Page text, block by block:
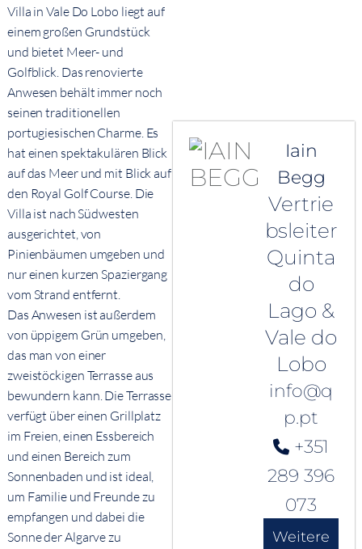
Villa in Vale Do Lobo liegt auf
einem großen Grundstück
und bietet Meer- und
Golfblick. Das renovierte
Anwesen behält immer noch
seinen traditionellen
portugiesischen Charme. Es
hat einen spektakulären Blick
auf das Meer und mit Blick auf
den Royal Golf Course. Die
Villa ist nach Südwesten
ausgerichtet, von
Pinienbäumen umgeben und
nur einen kurzen Spaziergang
vom Strand entfernt.
Das Anwesen ist außerdem
von üppigem Grün umgeben,
das man von einer
zweistöckigen Terrasse aus
bewundern kann. Die Terrasse
verfügt über einen Grillplatz
im Freien, einen Essbereich
und einen Bereich zum
Sonnenbaden und ist ideal,
um Familie und Freunde zu
empfangen und dabei die
Sonne der Algarve zu
Iain
Begg
Vertrie
bsleiter
Quinta
do
Lago &
Vale do
Lobo
info@q
p.pt
+351
289 396
073
Weitere